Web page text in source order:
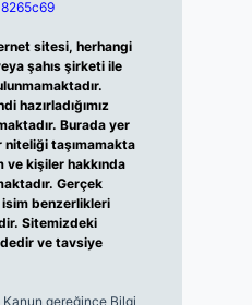
sitesi, herhangi
şahıs şirketi ile
hazırladığımız
Burada yer
taşımamakta
kişiler hakkında
Gerçek
benzerlikleri
Sitemizdeki
ve tavsiye
Kanun gereğince Bilgi